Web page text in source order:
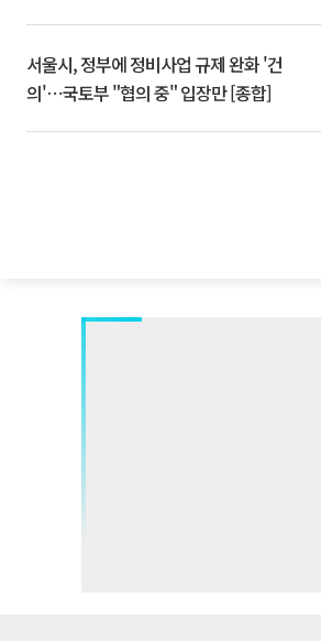
서울시, 정부에 정비사업 규제 완화 '건
의'⋯국토부 "협의 중" 입장만 [종합]